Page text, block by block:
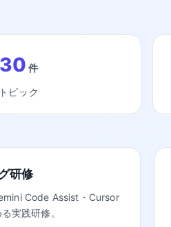
30 件
トピック
研修
Code Assist・Cursor
実践研修。